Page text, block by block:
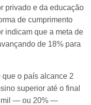
privado e da educação
de cumprimento
indicam que a meta de
de 18% para
o país alcance 2
superior até o final
mil — ou 20% —